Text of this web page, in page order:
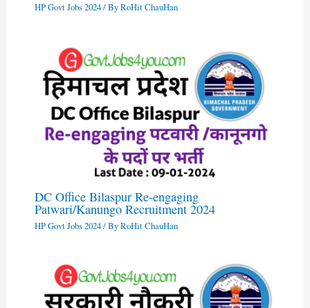
HP Govt Jobs 2024/ ByRoHit ChauHan
DC Office Bilaspur Re-engaging
Patwari/Kanungo Recruitment 2024
HP Govt Jobs 2024/ ByRoHit ChauHan